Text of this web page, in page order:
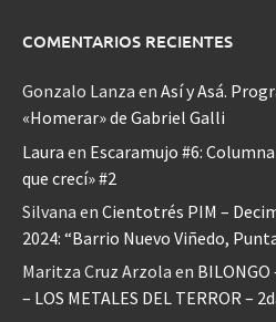
COMENTARIOS RECIENTES
Gonzalo Lanza en Así y Asá.
«Homerar» de Gabriel Galli
Laura en Escaramujo #6:
que crecí» #2
Silvana en Cientotrés PIM –
2024: “Barrio Nuevo Viñedo,
Maritza Cruz Arzola en
– LOS METALES DEL TERROR –